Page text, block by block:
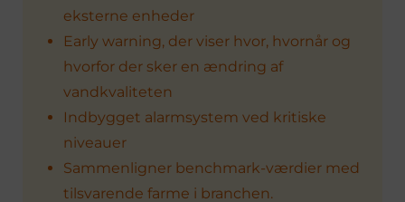
eksterne enheder
Early warning, der viser hvor, hvornår og
hvorfor der sker en ændring af
vandkvaliteten
Indbygget alarmsystem ved kritiske
niveauer
Sammenligner benchmark-værdier med
tilsvarende farme i branchen.